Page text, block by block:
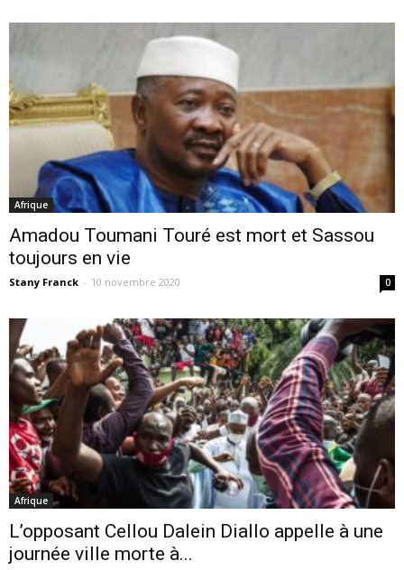
Afrique
Amadou Toumani Touré est mort et Sassou
toujours en vie
Stany Franck - 10 novembre 2020 0
Afrique
L’opposant Cellou Dalein Diallo appelle à une
journée ville morte à...